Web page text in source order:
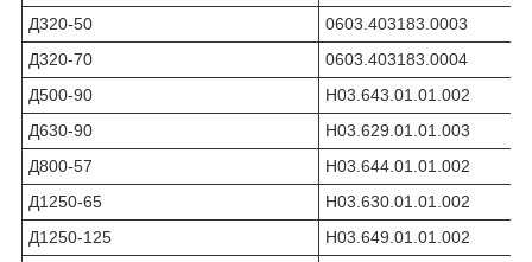
Д320-50
0603.403183.0003
Д320-70
0603.403183.0004
Д500-90
Н03.643.01.01.002
Д630-90
Н03.629.01.01.003
Д800-57
Н03.644.01.01.002
Д1250-65
Н03.630.01.01.002
Д1250-125
Н03.649.01.01.002